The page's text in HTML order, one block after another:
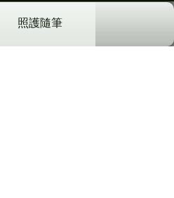
照護隨筆